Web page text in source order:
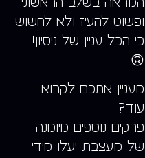
ופשוט להעיז ולא לחשוש
כי הכל עניין של ניסיון!
🙃
מעניין אתכם לקרוא
עוד?
פרקים נוספים מיומנה
של מעצבת יעלו מידי